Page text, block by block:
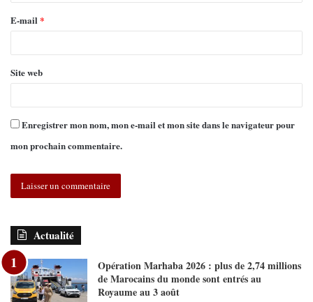
E-mail *
Site web
Enregistrer mon nom, mon e-mail et mon site dans le navigateur pour
mon prochain commentaire.
Actualité
Opération Marhaba 2026 : plus de 2,74 millions
de Marocains du monde sont entrés au
Royaume au 3 août